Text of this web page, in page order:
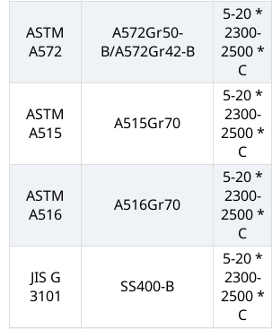
ASTM
A572
A572Gr50-
B/A572Gr42-B
5-20 *
2300-
2500 *
C
ASTM
A515
A515Gr70
5-20 *
2300-
2500 *
C
ASTM
A516
A516Gr70
5-20 *
2300-
2500 *
C
JIS G
3101
SS400-B
5-20 *
2300-
2500 *
C